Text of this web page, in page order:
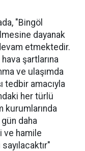
"Bingöl
dayanak
etmektedir.
şartlarına
ve ulaşımda
tedbir amacıyla
her türlü
kurumlarında
daha
ve hamile